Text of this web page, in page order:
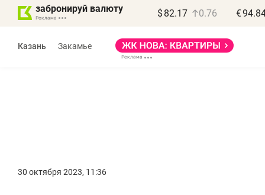
забронируй валюту $ 82.17 0.76 €
Казань Закамье
30 октября 2023, 11:36